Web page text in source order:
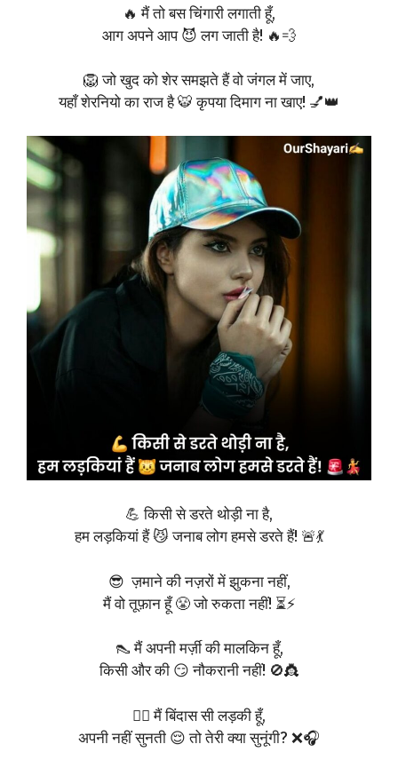
🔥 मैं तो बस चिंगारी लगाती हूँ,
आग अपने आप 😈 लग जाती है! 🔥💨
🦁 जो खुद को शेर समझते हैं वो जंगल में जाए,
यहाँ शेरनियो का राज है 🐯 कृपया दिमाग ना खाए! 💅👑
💪 किसी से डरते थोड़ी ना है,
हम लड़कियां हैं 😼 जनाब लोग हमसे डरते हैं! 🚨💃
😎 ज़माने की नज़रों में झुकना नहीं,
मैं वो तूफ़ान हूँ 😤 जो रुकता नहीं! ⏳⚡
👠 मैं अपनी मर्ज़ी की मालकिन हूँ,
किसी और की 😏 नौकरानी नहीं! 🚫👸
💁‍♀️ मैं बिंदास सी लड़की हूँ,
अपनी नहीं सुनती 😌 तो तेरी क्या सुनूंगी? ❌🎧